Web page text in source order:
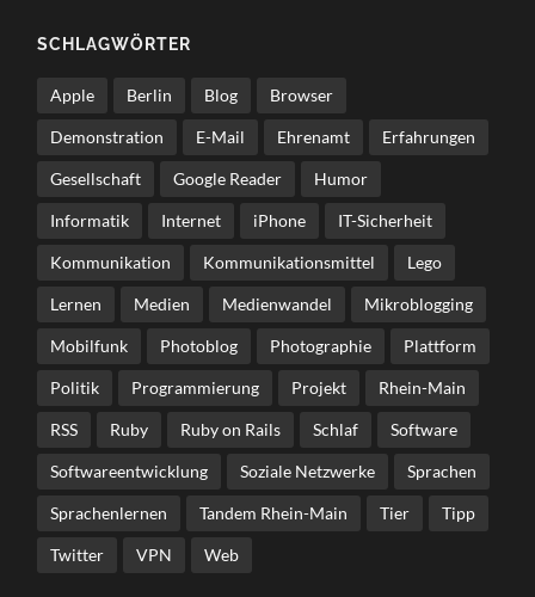
SCHLAG­WÖR­TER
Apple Berlin Blog Browser
Demonstration E-Mail Ehrenamt Erfahrungen
Gesellschaft Google Reader Humor
Informatik Internet iPhone IT-Sicherheit
Kommunikation Kommunikationsmittel Lego
Lernen Medien Medienwandel Mikroblogging
Mobilfunk Photoblog Photographie Plattform
Politik Programmierung Projekt Rhein-Main
RSS Ruby Ruby on Rails Schlaf Software
Softwareentwicklung Soziale Netzwerke Sprachen
Sprachenlernen Tandem Rhein-Main Tier Tipp
Twitter VPN Web